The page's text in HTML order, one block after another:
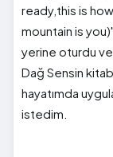
ready,this is
mountain is
yerine oturdu ve
Dağ Sensin
hayatımda
istedim.